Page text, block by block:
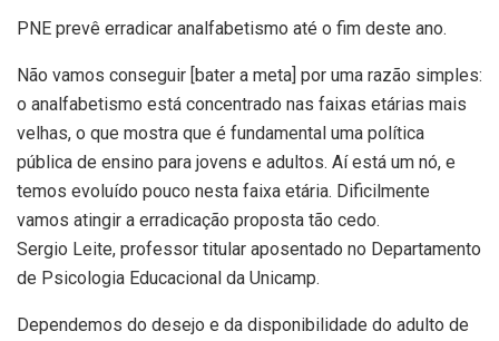
PNE prevê erradicar analfabetismo até o fim deste ano.
Não vamos conseguir [bater a meta] por uma razão simples:
o analfabetismo está concentrado nas faixas etárias mais
velhas, o que mostra que é fundamental uma política
pública de ensino para jovens e adultos. Aí está um nó, e
temos evoluído pouco nesta faixa etária. Dificilmente
vamos atingir a erradicação proposta tão cedo.
Sergio Leite, professor titular aposentado no Departamento
de Psicologia Educacional da Unicamp.
Dependemos do desejo e da disponibilidade do adulto de